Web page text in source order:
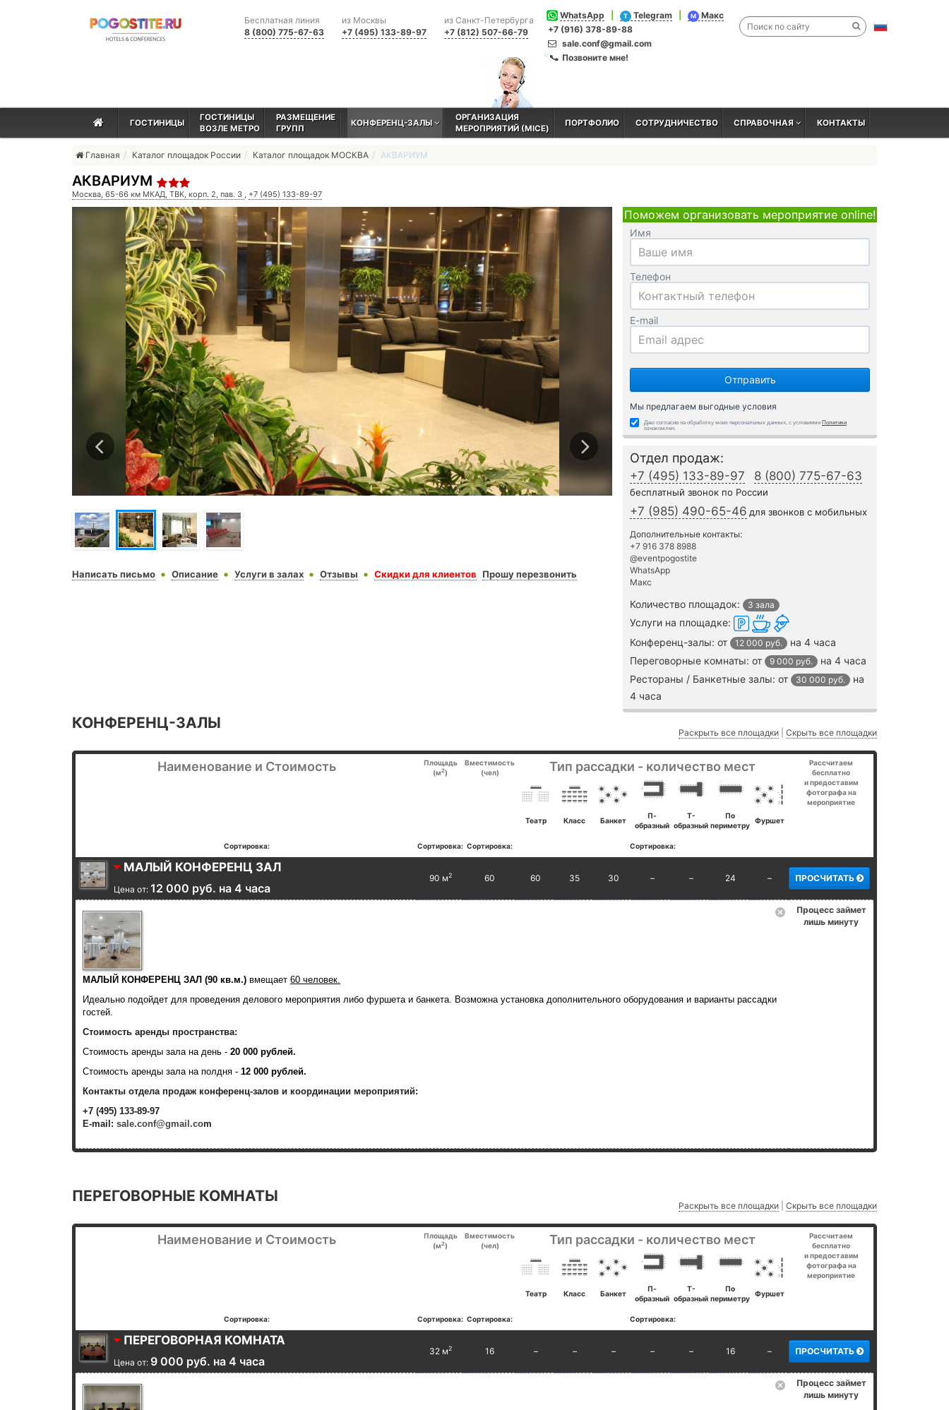
WhatsApp T Telegram M
Макс
+7 (916) 378-89-88
sale.conf@gmail.com
Позвоните мне!
из Санкт-Петербурга
+7 (812) 507-66-79
из Москвы
+7 (495) 133-89-97
Бесплатная линия
8 (800) 775-67-63
ГОСТИНИЦЫ
ГОСТИНИЦЫ
ВОЗЛЕ МЕТРО
РАЗМЕЩЕНИЕ
ГРУПП
КОНФЕРЕНЦ-ЗАЛЫ
ОРГАНИЗАЦИЯ
МЕРОПРИЯТИЙ (MICE)
ПОРТФОЛИО СОТРУДНИЧЕСТВО СПРАВОЧНАЯ КОНТАКТЫ
Главная Каталог площадок России Каталог площадок МОСКВА АКВАРИУМ
АКВАРИУМ
Москва, 65-66 км МКАД, ТВК, корп. 2, пав. 3 +7 (495) 133-89-97
Написать письмо Описание Услуги в залах Отзывы Скидки для клиентов Прошу перезвонить
Поможем организовать мероприятие online!
Имя
Телефон
E-mail
Мы предлагаем выгодные условия
Даю согласие на обработку моих персональных данных, с условиями Политики
ознакомлен.
Отдел продаж:
+7 (495) 133-89-97 8 (800) 775-67-63
бесплатный звонок по России
+7 (985) 490-65-46 для звонков с мобильных
Дополнительные контакты:
+7 916 378 8988
@eventpogostite
WhatsApp
Макс
Количество площадок: 3 зала
Услуги на площадке:
Конференц-залы: от 12 000 руб.
на 4 часа
Переговорные комнаты: от 9 000 руб.
на 4 часа
Рестораны / Банкетные залы: от 30 000 руб.
на
4 часа
КОНФЕРЕНЦ-ЗАЛЫ
Раскрыть все площадки Скрыть все площадки
Наименование и Стоимость
Площадь
(м2)
Вместимость
(чел)
Тип рассадки - количество мест
Рассчитаем
бесплатно
и предоставим
фотографа на
мероприятие
Театр Класс Банкет
П-
образный
Т-
образный
По
периметру
Фуршет
Сортировка: Сортировка: Сортировка: Сортировка:
МАЛЫЙ КОНФЕРЕНЦ ЗАЛ
Цена от: 12 000 руб. на 4 часа
90 м2 60 60 35 30 – – 24 – ПРОСЧИТАТЬ
МАЛЫЙ КОНФЕРЕНЦ ЗАЛ (90 кв.м.) вмещает 60 человек.
Идеально подойдет для проведения делового мероприятия либо фуршета и банкета. Возможна установка дополнительного оборудования и варианты рассадки
гостей.
Стоимость аренды пространства:
Стоимость аренды зала на день - 20 000 рублей.
Стоимость аренды зала на полдня - 12 000 рублей.
Контакты отдела продаж конференц-залов и координации мероприятий:
+7 (495) 133-89-97
E-mail: sale.conf@gmail.com
Процесс займет
лишь минуту
ПЕРЕГОВОРНЫЕ КОМНАТЫ
Раскрыть все площадки Скрыть все площадки
Наименование и Стоимость
Площадь
(м2)
Вместимость
(чел)
Тип рассадки - количество мест
Рассчитаем
бесплатно
и предоставим
фотографа на
мероприятие
Театр Класс Банкет
П-
образный
Т-
образный
По
периметру
Фуршет
Сортировка: Сортировка: Сортировка: Сортировка:
ПЕРЕГОВОРНАЯ КОМНАТА
Цена от: 9 000 руб. на 4 часа
32 м2 16 – – – – – 16 – ПРОСЧИТАТЬ
Процесс займет
лишь минуту